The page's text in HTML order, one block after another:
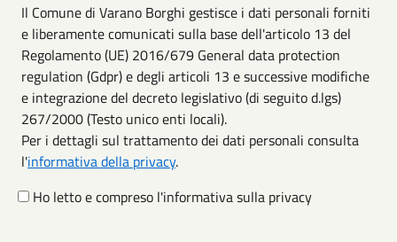
Il Comune di Varano Borghi gestisce i dati personali forniti
e liberamente comunicati sulla base dell'articolo 13 del
Regolamento (UE) 2016/679 General data protection
regulation (Gdpr) e degli articoli 13 e successive modifiche
e integrazione del decreto legislativo (di seguito d.lgs)
267/2000 (Testo unico enti locali).
Per i dettagli sul trattamento dei dati personali consulta
l'informativa della privacy.
Ho letto e compreso l'informativa sulla privacy